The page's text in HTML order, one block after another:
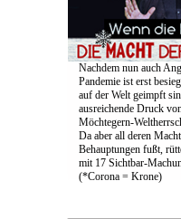
Nachdem nun auch
Pandemie ist erst
auf der Welt geimpft
ausreichende Druck
Möchtegern-
Da aber all deren
Behauptungen fußt,
mit 17 Sichtbar-
(*Corona = Krone)